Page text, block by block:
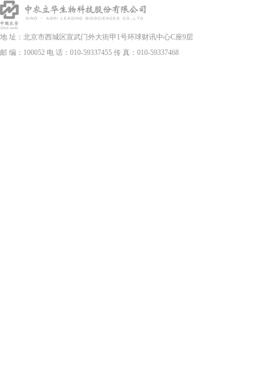
地 址：北京市西城区宣武门外大街甲1号环球财讯中心C座9层
邮 编：100052 电 话：010-59337455 传 真：010-59337468